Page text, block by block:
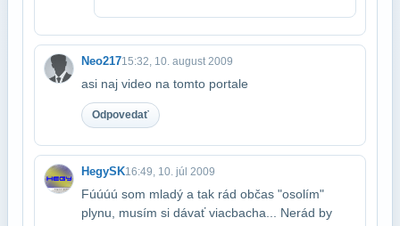
Neo21715:32, 10. august 2009
asi naj video na tomto portale
Odpovedať
HegySK16:49, 10. júl 2009
Fúúúú som mladý a tak rád občas "osolím"
plynu, musím si dávať viac​bacha... Nerád by